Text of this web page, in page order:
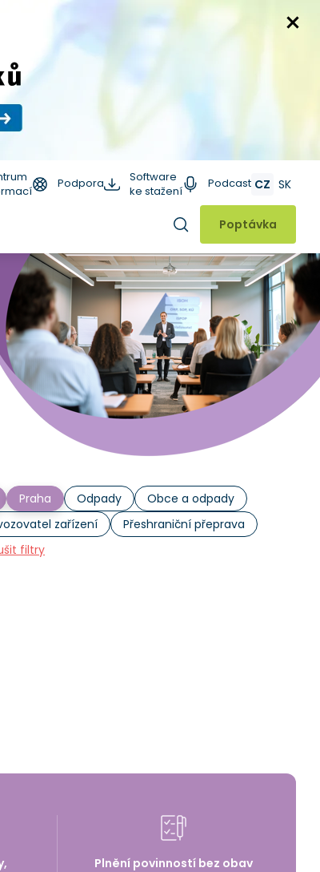
Podpora
Software
ke stažení
Podcast CZ SK
Hledat
Poptávka
Praha Odpady
Obce a odpady
zařízení
Přeshraniční přeprava
filtry
Plnění povinností bez obav